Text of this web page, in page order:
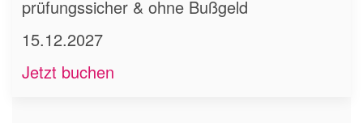
prüfungssicher & ohne Bußgeld
15.12.2027
Jetzt buchen